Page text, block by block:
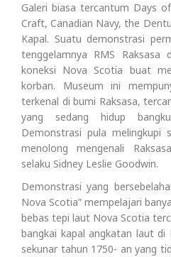
Galeri biasa tercantum Days
Craft, Canadian Navy, the
Kapal. Suatu demonstrasi
tenggelamnya RMS Raksasa
koneksi Nova Scotia buat
korban. Museum ini
terkenal di bumi Raksasa,
yang sedang hidup
Demonstrasi pula melingkupi
menolong mengenali
selaku Sidney Leslie Goodwin.
Demonstrasi yang
Nova Scotia” mempelajari
bebas tepi laut Nova Scotia
bangkai kapal angkatan laut
sekunar tahun 1750- an yang